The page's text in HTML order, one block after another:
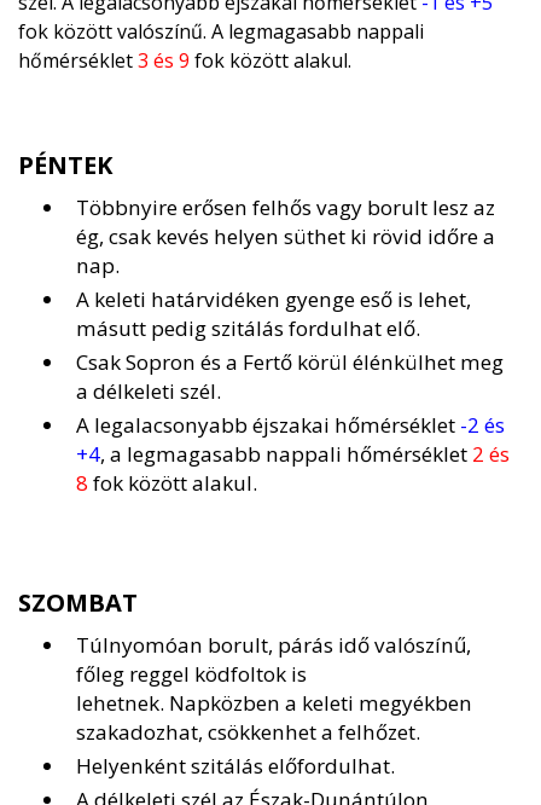
fok között valószínű. A legmagasabb nappali
hőmérséklet3 és 9 fok között alakul.
PÉNTEK
Többnyire erősen felhős vagy borult lesz az
ég, csak kevés helyen süthet ki rövid időre a
nap.
A keleti határvidéken gyenge eső is lehet,
másutt pedig szitálás fordulhat elő.
Csak Sopron és a Fertő körül élénkülhet meg
a délkeleti szél.
A legalacsonyabb éjszakai hőmérséklet -2 és
+4, a legmagasabb nappali hőmérséklet 2 és
8 fok között alakul.
SZOMBAT
Túlnyomóan borult, párás idő valószínű,
főleg reggel ködfoltok is
lehetnek. Napközben a keleti megyékben
szakadozhat, csökkenhet a felhőzet.
Helyenként szitálás előfordulhat.